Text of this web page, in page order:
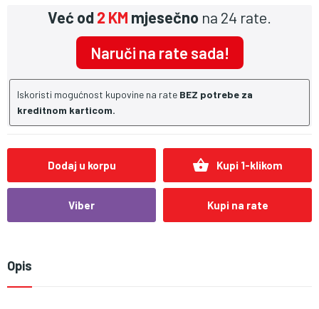
Već od2 KM mjesečno na 24 rate.
Naruči na rate sada!
Iskoristi mogućnost kupovine na rate BEZ potrebe za
kreditnom karticom.
Dodaj u korpu shopping_basket Kupi 1-klikom
Viber Kupi na rate
Opis